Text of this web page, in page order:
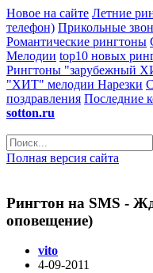
Новое на сайте Летние
телефон) Прикольные
Романтические рингтоны
Мелодии top10 новых
Рингтоны "зарубежный
"ХИТ" мелодии Нарезки
поздравления Последние
sotton.ru
Полная версия сайта
Рингтон на SMS -
оповещение)
vito
4-09-2011